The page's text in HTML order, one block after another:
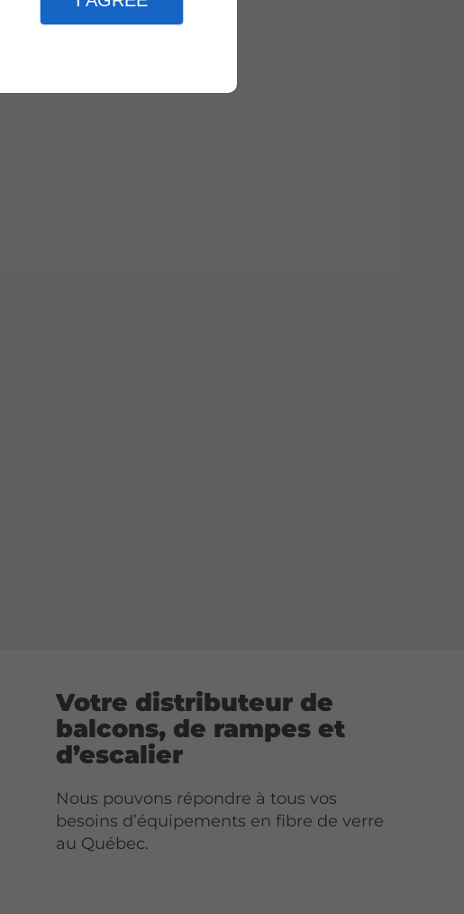
Votre distributeur de
balcons, de rampes et
d’escalier
Nous pouvons répondre à tous vos
besoins d’équipements en fibre de verre
au Québec.